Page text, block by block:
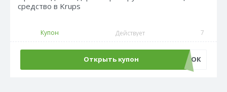
средство в Krups
Купон Действует 7
Открыть купон ПОДАРОК